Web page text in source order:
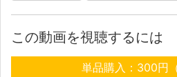
この動画を視聴するには
単品購入：300円（